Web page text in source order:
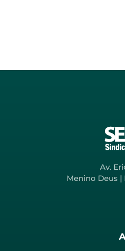
Av.
Menino Deus |